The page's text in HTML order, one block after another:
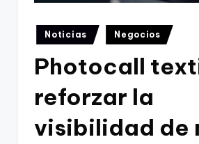
Publicado
en
Noticias Negocios
Photocall
reforzar la
visibilidad de